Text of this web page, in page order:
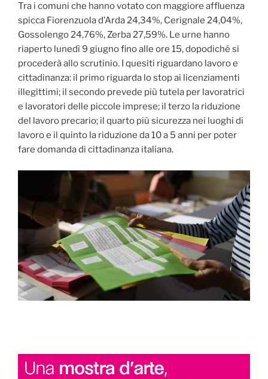
Tra i comuni che hanno votato con maggiore affluenza
spicca Fiorenzuola d’Arda 24,34%, Cerignale 24,04%,
Gossolengo 24,76%, Zerba 27,59%. Le urne hanno
riaperto lunedì 9 giugno fino alle ore 15, dopodiché si
procederà allo scrutinio. I quesiti riguardano lavoro e
cittadinanza: il primo riguarda lo stop ai licenziamenti
illegittimi; il secondo prevede più tutela per lavoratrici
e lavoratori delle piccole imprese; il terzo la riduzione
del lavoro precario; il quarto più sicurezza nei luoghi di
lavoro e il quinto la riduzione da 10 a 5 anni per poter
fare domanda di cittadinanza italiana.